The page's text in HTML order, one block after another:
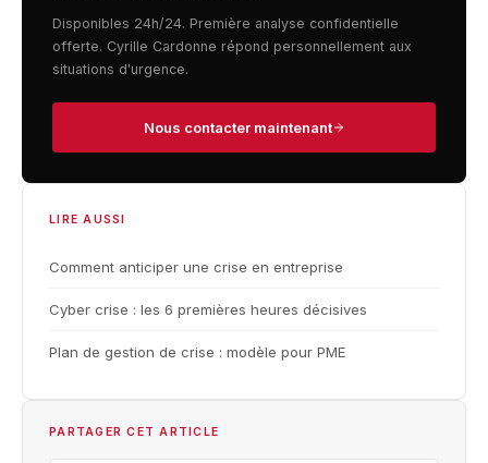
Disponibles 24h/24. Première analyse confidentielle
offerte. Cyrille Cardonne répond personnellement aux
situations d'urgence.
Nous contacter maintenant
LIRE AUSSI
Comment anticiper une crise en entreprise
Cyber crise : les 6 premières heures décisives
Plan de gestion de crise : modèle pour PME
PARTAGER CET ARTICLE